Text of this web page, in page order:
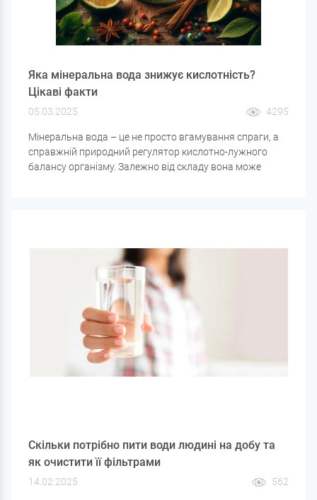
Яка мінеральна вода знижує кислотність?
Цікаві факти
05.03.2025 4295
Мінеральна вода – це не просто вгамування спраги, а
справжній природний регулятор кислотно-лужного
балансу організму. Залежно від складу вона може
Скільки потрібно пити води людині на добу та
як очистити її фільтрами
14.02.2025 562